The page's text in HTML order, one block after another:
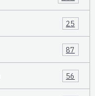
25
87
56